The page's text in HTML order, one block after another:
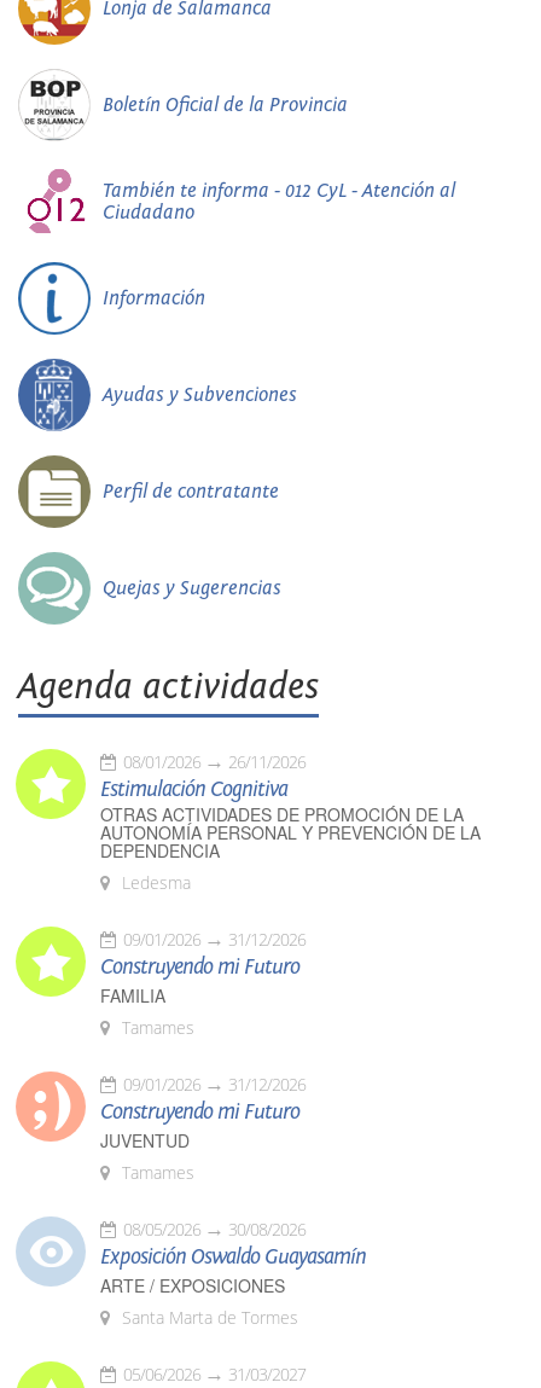
Lonja de Salamanca
Boletín Oficial de la Provincia
También te informa - 012 CyL - Atención al
Ciudadano
Información
Ayudas y Subvenciones
Perfil de contratante
Quejas y Sugerencias
Agenda actividades
08/01/2026 26/11/2026
Estimulación Cognitiva
OTRAS ACTIVIDADES DE PROMOCIÓN DE LA
AUTONOMÍA PERSONAL Y PREVENCIÓN DE LA
DEPENDENCIA
Ledesma
09/01/2026 31/12/2026
Construyendo mi Futuro
FAMILIA
Tamames
09/01/2026 31/12/2026
Construyendo mi Futuro
JUVENTUD
Tamames
08/05/2026 30/08/2026
Exposición Oswaldo Guayasamín
ARTE / EXPOSICIONES
Santa Marta de Tormes
05/06/2026 31/03/2027